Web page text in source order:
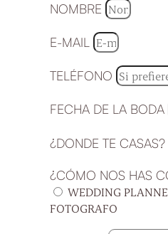
NOMBRE
E-MAIL
TELÉFONO
FECHA DE LA BODA
¿DONDE TE CASAS?
¿CÓMO NOS HAS
WEDDING
FOTOGRAFO